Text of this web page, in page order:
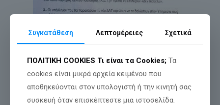
Συγκατάθεση Λεπτομέρειες Σχετικά
ΠΟΛΙΤΙΚΗ COOKIES Τι είναι τα Cookies; Τα
cookies είναι μικρά αρχεία κειμένου που
αποθηκεύονται στον υπολογιστή ή την κινητή σας
συσκευή όταν επισκέπτεστε μια ιστοσελίδα.